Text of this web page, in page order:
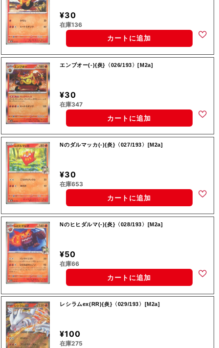
¥30
在庫136
カートに追加
エンブオー(-){炎}〈026/193〉[M2a]
¥30
在庫347
カートに追加
Nのダルマッカ(-){炎}〈027/193〉[M2a]
¥30
在庫653
カートに追加
Nのヒヒダルマ(-){炎}〈028/193〉[M2a]
¥50
在庫66
カートに追加
レシラムex(RR){炎}〈029/193〉[M2a]
¥100
在庫275